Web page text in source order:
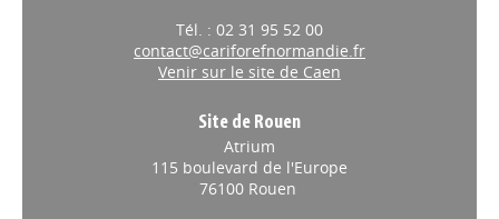
Tél. : 02 31 95 52 00
contact@cariforefnormandie.fr
Venir sur le site de Caen
Site de Rouen
Atrium
115 boulevard de l'Europe
76100 Rouen